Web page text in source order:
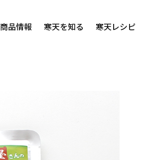
商品情報
角寒天
寒天を知る
寒天の不思議パワー
寒天レシピ
代表メッセージ